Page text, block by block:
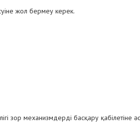
жол бермеу керек.
зор механизмдерді басқару қабілетіне